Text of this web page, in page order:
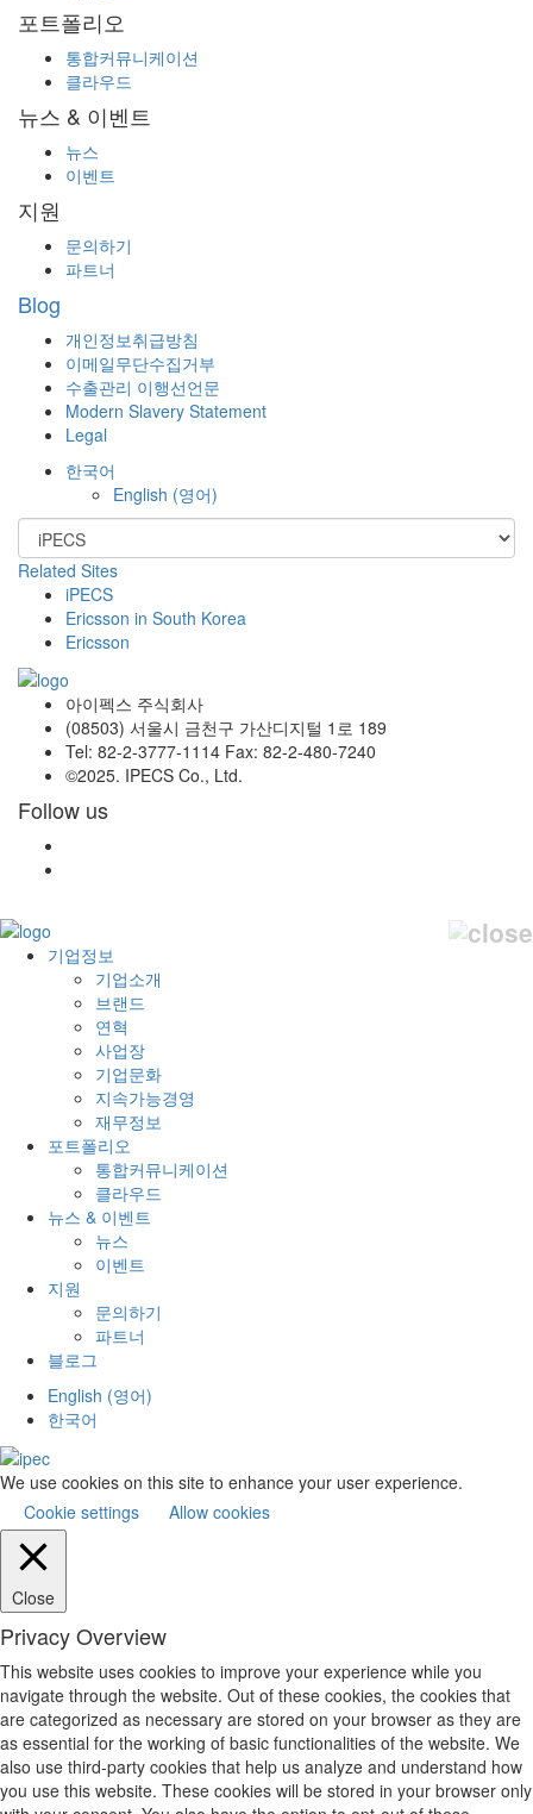
포트폴리오
통합커뮤니케이션
클라우드
뉴스 & 이벤트
뉴스
이벤트
지원
문의하기
파트너
Blog
개인정보취급방침
이메일무단수집거부
수출관리 이행선언문
Modern Slavery Statement
Legal
한국어
English (영어)
Related Sites
iPECS
Ericsson in South Korea
Ericsson
아이펙스 주식회사
(08503) 서울시 금천구 가산디지털 1로 189
Tel: 82-2-3777-1114 Fax: 82-2-480-7240
©2025. IPECS Co., Ltd.
Follow us
기업정보
기업소개
브랜드
연혁
사업장
기업문화
지속가능경영
재무정보
포트폴리오
통합커뮤니케이션
클라우드
뉴스 & 이벤트
뉴스
이벤트
지원
문의하기
파트너
블로그
English (영어)
한국어
We use cookies on this site to enhance your user experience.
Cookie settings
Allow cookies
Close
Privacy Overview
This website uses cookies to improve your experience while you
navigate through the website. Out of these cookies, the cookies that
are categorized as necessary are stored on your browser as they are
as essential for the working of basic functionalities of the website. We
also use third-party cookies that help us analyze and understand how
you use this website. These cookies will be stored in your browser only